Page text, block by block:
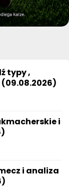
typy ,
i
i analiza